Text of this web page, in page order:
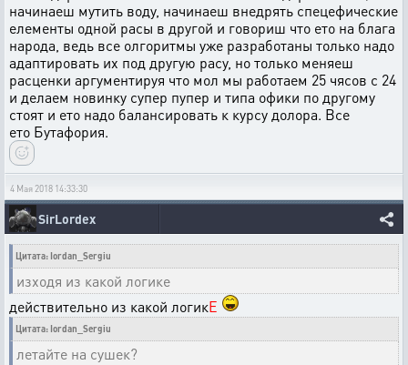
начинаеш мутить воду, начинаеш внедрять спецефические
елементы одной расы в другой и говориш что ето на блага
народа, ведь все олгоритмы уже разработаны только надо
адаптировать их под другую расу, но только меняеш
расценки аргументируя что мол мы работаем 25 чясов с 24
и делаем новинку супер пупер и типа офики по другому
стоят и ето надо балансировать к курсу долора. Все
ето Бутафория.
4 Мая 2018 14:33:30
SirLordex
Цитата: Iordan_Sergiu
изходя из какой логике
действительно из какой логикЕ
Цитата: Iordan_Sergiu
летайте на сушек?